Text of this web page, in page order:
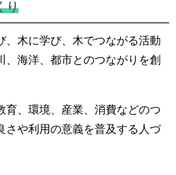
り
、木に学び、木でつながる活動
、海洋、都市とのつながりを創
育、環境、産業、消費などのつ
さや利用の意義を普及する人づ